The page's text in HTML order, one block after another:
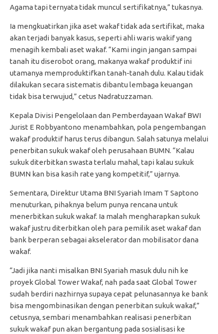
Agama tapi ternyata tidak muncul sertifikatnya,” tukasnya.
Ia mengkuatirkan jika aset wakaf tidak ada sertifikat, maka
akan terjadi banyak kasus, seperti ahli waris wakif yang
menagih kembali aset wakaf. “Kami ingin jangan sampai
tanah itu diserobot orang, makanya wakaf produktif ini
utamanya memproduktifkan tanah-tanah dulu. Kalau tidak
dilakukan secara sistematis dibantu lembaga keuangan
tidak bisa terwujud,” cetus Nadratuzzaman.
Kepala Divisi Pengelolaan dan Pemberdayaan Wakaf BWI
Jurist E Robbyantono menambahkan, pola pengembangan
wakaf produktif harus terus dibangun. Salah satunya melalui
penerbitan sukuk wakaf oleh perusahaan BUMN. “Kalau
sukuk diterbitkan swasta terlalu mahal, tapi kalau sukuk
BUMN kan bisa kasih rate yang kompetitif,” ujarnya.
Sementara, Direktur Utama BNI Syariah Imam T Saptono
menuturkan, pihaknya belum punya rencana untuk
menerbitkan sukuk wakaf. Ia malah mengharapkan sukuk
wakaf justru diterbitkan oleh para pemilik aset wakaf dan
bank berperan sebagai akselerator dan mobilisator dana
wakaf.
“Jadi jika nanti misalkan BNI Syariah masuk dulu nih ke
proyek Global Tower Wakaf, nah pada saat Global Tower
sudah berdiri nazhirnya supaya cepat pelunasannya ke bank
bisa mengombinasikan dengan penerbitan sukuk wakaf,”
cetusnya, sembari menambahkan realisasi penerbitan
sukuk wakaf pun akan bergantung pada sosialisasi ke